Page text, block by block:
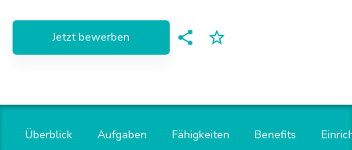
Jetzt bewerben
Überblick Aufgaben Fähigkeiten Benefits